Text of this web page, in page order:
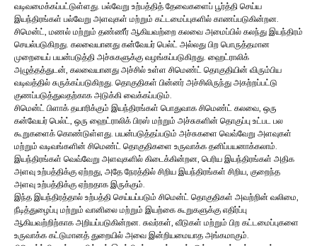
வடிவமைக்கப்பட்டுள்ளது. பல்வேறு உற்பத்தித் தேவைகளைப் பூர்த்தி செய்ய
இயந்திரங்கள் பல்வேறு அளவுகள் மற்றும் கட்டமைப்புகளில் காணப்படுகின்றன.
சிமென்ட், மணல் மற்றும் தண்ணீர் ஆகியவற்றை கலவை அமைப்பில் கலந்து இயந்திரம்
செயல்படுகிறது. கலவையானது கன்வேயர் பெல்ட் அல்லது பிற பொருத்தமான
முறையைப் பயன்படுத்தி அச்சுகளுக்கு வழங்கப்படுகிறது. ஹைட்ராலிக்
அழுத்தத்துடன், கலவையானது அச்சில் உள்ள சிமெண்ட் தொகுதியின் விரும்பிய
வடிவத்தில் சுருக்கப்படுகிறது. தொகுதிகள் பின்னர் அச்சிலிருந்து அகற்றப்பட்டு
குணப்படுத்துவதற்காக அடுக்கி வைக்கப்படும்.
சிமென்ட் பிளாக் தயாரிக்கும் இயந்திரங்கள் பொதுவாக சிமெண்ட் கலவை, ஒரு
கன்வேயர் பெல்ட், ஒரு ஹைட்ராலிக் பிரஸ் மற்றும் அச்சுகளின் தொகுப்பு உட்பட பல
கூறுகளைக் கொண்டுள்ளது. பயன்படுத்தப்படும் அச்சுகளை வெவ்வேறு அளவுகள்
மற்றும் வடிவங்களின் சிமெண்ட் தொகுதிகளை உருவாக்க தனிப்பயனாக்கலாம்.
இயந்திரங்கள் வெவ்வேறு அளவுகளில் கிடைக்கின்றன, பெரிய இயந்திரங்கள் அதிக
அளவு உற்பத்திக்கு ஏற்றது, அதே நேரத்தில் சிறிய இயந்திரங்கள் சிறிய, குறைந்த
அளவு உற்பத்திக்கு ஏற்றதாக இருக்கும்.
இந்த இயந்திரத்தால் உற்பத்தி செய்யப்படும் சிமென்ட் தொகுதிகள் அவற்றின் வலிமை,
நீடித்துழைப்பு மற்றும் வானிலை மற்றும் இயற்கை கூறுகளுக்கு எதிர்ப்பு
ஆகியவற்றிற்காக அறியப்படுகின்றன. சுவர்கள், வீடுகள் மற்றும் பிற கட்டமைப்புகளை
உருவாக்க கட்டுமானத் துறையில் அவை இன்றியமையாத அங்கமாகும்.